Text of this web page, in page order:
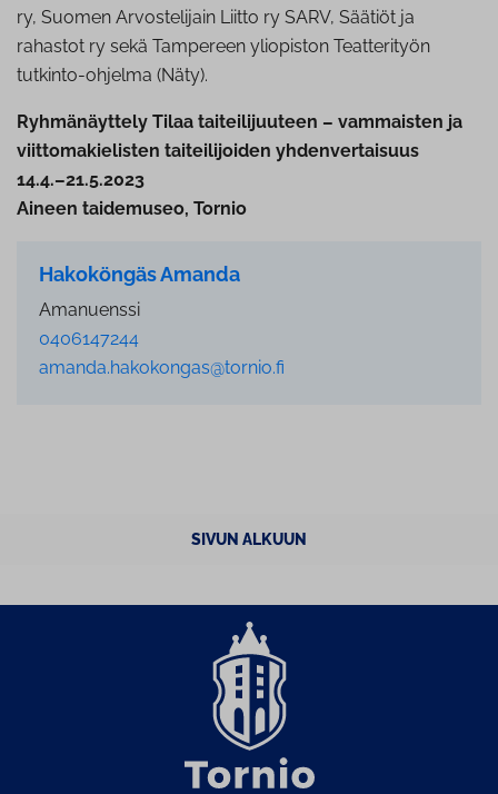
ry, Suomen Arvostelijain Liitto ry SARV, Säätiöt ja
rahastot ry sekä Tampereen yliopiston Teatterityön
tutkinto-ohjelma (Näty).
Ryhmänäyttely Tilaa taiteilijuuteen – vammaisten ja
viittomakielisten taiteilijoiden yhdenvertaisuus
14.4.–21.5.2023
Aineen taidemuseo, Tornio
Hakoköngäs Amanda
Amanuenssi
0406147244
amanda.hakokongas@tornio.fi
SIVUN ALKUUN